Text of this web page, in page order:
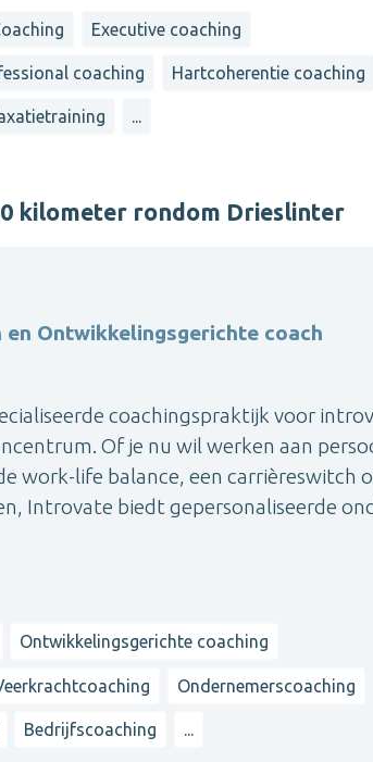
Executive coaching
coaching Hartcoherentie coaching
...
kilometer rondom Drieslinter
Ontwikkelingsgerichte coach
coachingspraktijk voor
Of je nu wil werken aan
work-life balance, een carrièreswitch
Introvate biedt gepersonaliseerde
Ontwikkelingsgerichte coaching
Ondernemerscoaching
Bedrijfscoaching ...